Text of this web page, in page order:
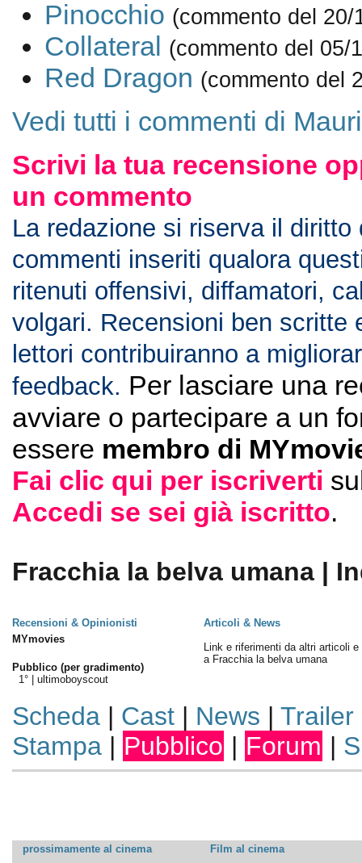
Pinocchio (commento del 20/
Collateral (commento del 05/
Red Dragon (commento del
Vedi tutti i commenti di
Scrivi la tua recensione
un commento
La redazione si riserva il diritto
commenti inseriti qualora
ritenuti offensivi, diffamatori,
volgari. Recensioni ben scritte
lettori contribuiranno a
feedback. Per lasciare una
avviare o partecipare a un
essere membro di
Fai clic qui per iscriverti
Accedi se sei già iscritto.
Fracchia la belva umana |
Recensioni & Opinionisti
Articoli & News
MYmovies
Pubblico (per gradimento)
1° | ultimoboyscout
Link e riferimenti da altri articoli e
a Fracchia la belva umana
Scheda| Cast| News | Trailer
Stampa| Pubblico | Forum |
prossimamente al cinema
Film al cinema